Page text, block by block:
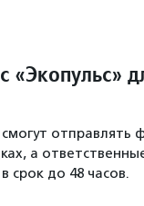
«Экопульс»
отправлять
а
срок до 48 часов.